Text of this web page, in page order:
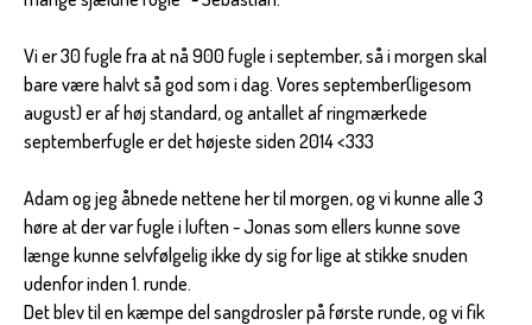
Vi er 30 fugle fra at nå 900 fugle i september, så i morgen skal
bare være halvt så god som i dag. Vores september(ligesom
august) er af høj standard, og antallet af ringmærkede
septemberfugle er det højeste siden 2014 <333
Adam og jeg åbnede nettene her til morgen, og vi kunne alle 3
høre at der var fugle i luften - Jonas som ellers kunne sove
længe kunne selvfølgelig ikke dy sig for lige at stikke snuden
udenfor inden 1. runde.
Det blev til en kæmpe del sangdrosler på første runde, og vi fik